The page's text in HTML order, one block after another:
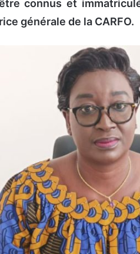
connus et
générale de la CARFO.